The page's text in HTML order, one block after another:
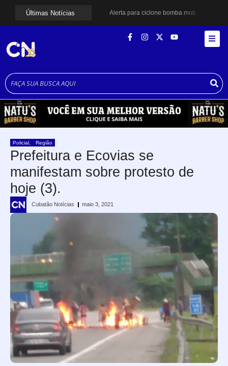
Últimas Notícias
Alerta para ciclone bomba mobiliza moradores de Cubatão após estragos causados por vendaval
Santos avança com proposta para municipalizar manutenção das calçadas
Cubatão orienta população sobre esquema vacinal contra sarampo e poliomielite
Pai e filho ficam feridos após se esfaquearem durante briga em Cubatão
Policial, Região
Prefeitura e Ecovias se
manifestam sobre protesto de
hoje (3).
Cubatão Notícias maio 3, 2021